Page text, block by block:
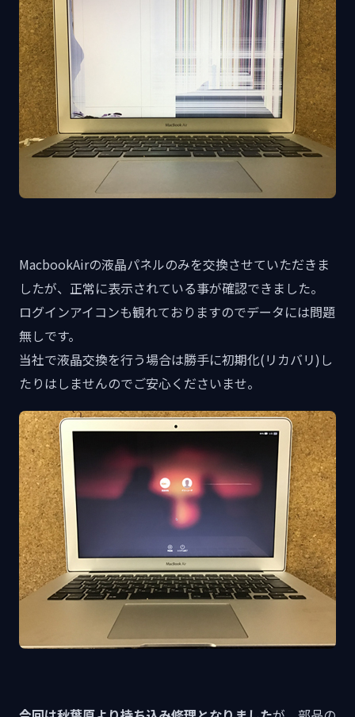
MacbookAirの液晶パネルのみを交換させていただきま
したが、正常に表示されている事が確認できました。
ログインアイコンも観れておりますのでデータには問題
無しです。
当社で液晶交換を行う場合は勝手に初期化(リカバリ)し
たりはしませんのでご安心くださいませ。